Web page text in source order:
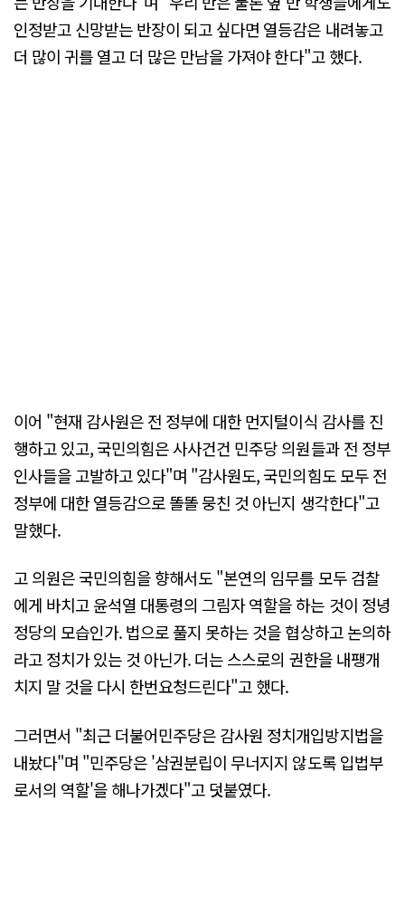
인정받고 신망받는 반장이 되고 싶다면 열등감은 내려놓고
더 많이 귀를 열고 더 많은 만남을 가져야 한다"고 했다.
이어 "현재 감사원은 전 정부에 대한 먼지털이식 감사를 진
행하고 있고, 국민의힘은 사사건건 민주당 의원들과 전 정부
인사들을 고발하고 있다"며 "감사원도, 국민의힘도 모두 전
정부에 대한 열등감으로 똘똘 뭉친 것 아닌지 생각한다"고
말했다.
고 의원은 국민의힘을 향해서도 "본연의 임무를 모두 검찰
에게 바치고 윤석열 대통령의 그림자 역할을 하는 것이 정녕
정당의 모습인가. 법으로 풀지 못하는 것을 협상하고 논의하
라고 정치가 있는 것 아닌가. 더는 스스로의 권한을 내팽개
치지 말 것을 다시 한번요청드린다"고 했다.
그러면서 "최근 더불어민주당은 감사원 정치개입방지법을
내놨다"며 "민주당은 '삼권분립이 무너지지 않도록 입법부
로서의 역할'을 해나가겠다"고 덧붙였다.